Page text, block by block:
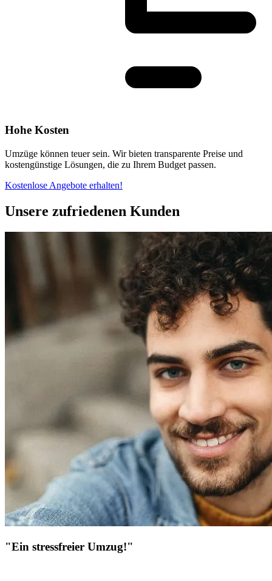
Hohe Kosten
Umzüge können teuer sein. Wir bieten transparente Preise und
kostengünstige Lösungen, die zu Ihrem Budget passen.
Kostenlose Angebote erhalten!
Unsere zufriedenen Kunden
"Ein stressfreier Umzug!"